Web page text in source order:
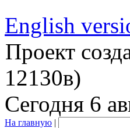
English
Проект
12130в)
Сегодня 6
На главную |